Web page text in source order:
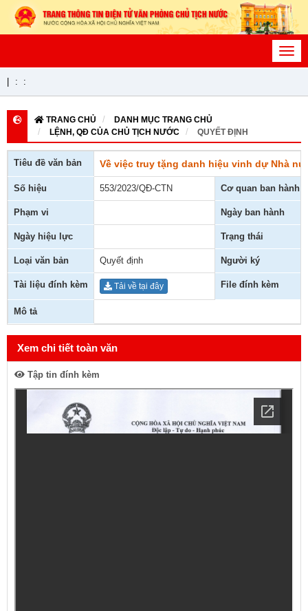
: :
TRANG CHỦ
DANH MỤC TRANG CHỦ
LỆNH, QĐ CỦA CHỦ TỊCH NƯỚC
QUYẾT ĐỊNH
Tiêu đề văn bản Về việc truy tặng danh hiệu vinh dự Nhà
Số hiệu 553/2023/QĐ-CTN Cơ quan ban hành
Phạm vi Ngày ban hành
Ngày hiệu lực Trạng thái
Loại văn bản Quyết định Người ký
Tài liệu đính kèm Tải về tại đây File đính kèm
Mô tả
Xem chi tiết toàn văn
Tập tin đính kèm